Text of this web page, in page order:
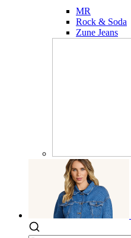
MR
Rock & Soda
Zune Jeans